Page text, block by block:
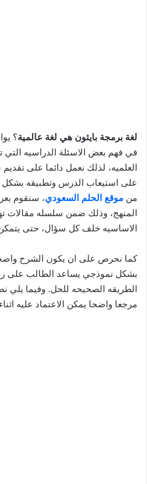
لغة برمجة بايثون هي لغة عالمية؟
في فهم بعض الاسئلة الدراسيه التي
العلميه، لذلك نعمل دائما على
على استيعاب الدرس وتطبيقه
من موقع الحلم السعودي، سنقوم
المنهج، وذلك ضمن سلسله مقالات
الاساسيه خلف كل سؤال، حتى
كما نحرص على ان يكون الشرح واضحا
بشكل نموذجي يساعد الطالب على
الطريقه الصحيحه للحل. وفيما يلي
مرجعا واضحا يمكن الاعتماد عليه